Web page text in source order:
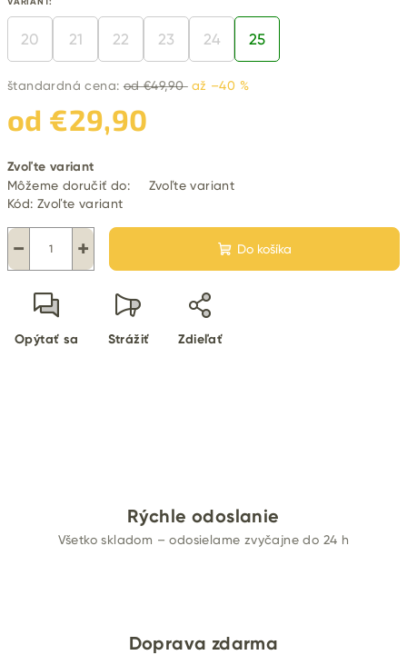
20 21 22 23 24 25
štandardná cena: od €49,90 až –40 %
od €29,90
cena:
Zvoľte variant
Môžeme doručiť do:
Zvoľte variant
Kód: Zvoľte variant
+
− Do košíka
Opýtať sa Strážiť Zdieľať
Rýchle odoslanie
Všetko skladom – odosielame zvyčajne do 24 h
Doprava zdarma